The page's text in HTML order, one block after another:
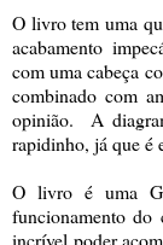
O livro tem uma
acabamento
com uma cabeça
combinado com
opinião. A
rapidinho, já que é
O livro é uma
funcionamento do
incrível poder